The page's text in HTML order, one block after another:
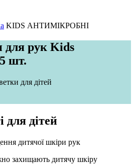
KIDS АНТИМІКРОБНІ
для рук Kids
шт.
для дітей
для дітей
дитячої шкіри рук
захищають дитячу шкіру